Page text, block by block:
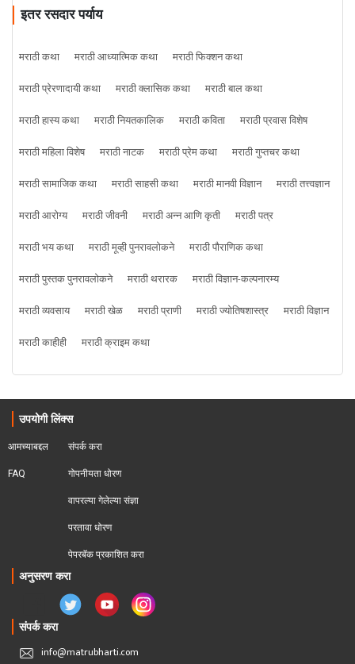
इतर रसदार पर्याय
मराठी कथा मराठी आध्यात्मिक कथा
मराठी फिक्शन कथा
मराठी प्रेरणादायी कथा
मराठी क्लासिक कथा
मराठी बाल कथा
मराठी हास्य कथा
मराठी नियतकालिक मराठी कविता
मराठी प्रवास विशेष
मराठी महिला विशेष
मराठी नाटक मराठी प्रेम कथा
मराठी गुप्तचर कथा
मराठी सामाजिक कथा
मराठी साहसी कथा मराठी मानवी विज्ञान
मराठी तत्त्वज्ञान
मराठी आरोग्य
मराठी जीवनी मराठी अन्न आणि कृती
मराठी पत्र
मराठी भय कथा
मराठी मूव्ही पुनरावलोकने
मराठी पौराणिक कथा
मराठी पुस्तक पुनरावलोकने
मराठी थरारक
मराठी विज्ञान-कल्पनारम्य
मराठी व्यवसाय
मराठी खेळ मराठी प्राणी मराठी ज्योतिषशास्त्र
मराठी विज्ञान
मराठी काहीही
मराठी क्राइम कथा
उपयोगी लिंक्स
आमच्याबद्दल
FAQ
संपर्क करा
गोपनीयता धोरण
वापरल्या गेलेल्या संज्ञा
परतावा धोरण
पेपरबॅक प्रकाशित करा
अनुसरण करा
संपर्क करा
info@matrubharti.com